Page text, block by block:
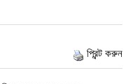
প্রিন্ট করুন